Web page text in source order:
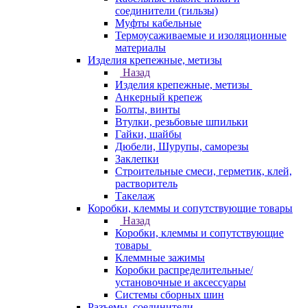
соединители (гильзы)
Муфты кабельные
Термоусаживаемые и изоляционные
материалы
Изделия крепежные, метизы
Назад
Изделия крепежные, метизы
Анкерный крепеж
Болты, винты
Втулки, резьбовые шпильки
Гайки, шайбы
Дюбели, Шурупы, саморезы
Заклепки
Строительные смеси, герметик, клей,
растворитель
Такелаж
Коробки, клеммы и сопутствующие товары
Назад
Коробки, клеммы и сопутствующие
товары
Клеммные зажимы
Коробки распределительные/
установочные и аксессуары
Системы сборных шин